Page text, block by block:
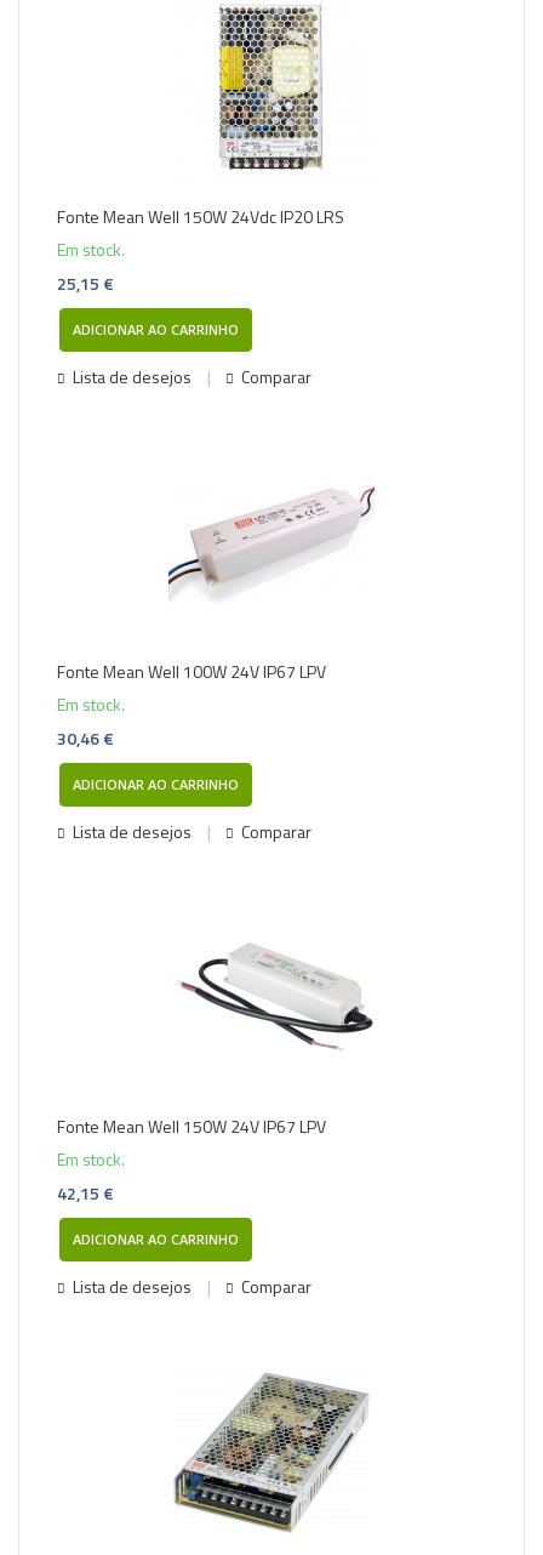
Fonte Mean Well 150W 24Vdc IP20 LRS
Em stock.
25,15 €
ADICIONAR AO CARRINHO
Lista de desejos Comparar
Fonte Mean Well 100W 24V IP67 LPV
Em stock.
30,46 €
ADICIONAR AO CARRINHO
Lista de desejos Comparar
Fonte Mean Well 150W 24V IP67 LPV
Em stock.
42,15 €
ADICIONAR AO CARRINHO
Lista de desejos Comparar